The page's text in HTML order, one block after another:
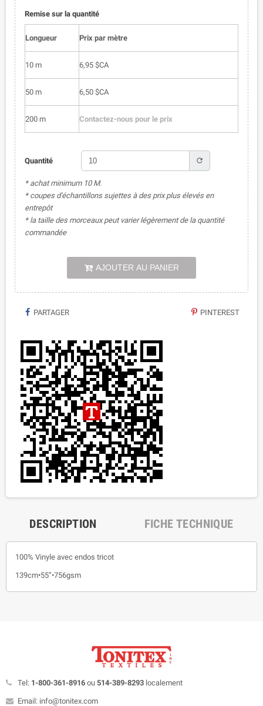
Remise sur la quantité
Longueur Prix par mètre
10 m 6,95 $CA
50 m 6,50 $CA
200 m Contactez-nous pour le prix
Quantité refresh
* achat minimum 10 M.
* coupes d'échantillons sujettes à des prix plus élevés en
entrepôt
* la taille des morceaux peut varier légèrement de la quantité
commandée
AJOUTER AU PANIER
PARTAGER PINTEREST
DESCRIPTION FICHE TECHNIQUE
100% Vinyle avec endos tricot
139cm•55”•756gsm
Tel: 1-800-361-8916 ou 514-389-8293 localement
Email: info@tonitex.com